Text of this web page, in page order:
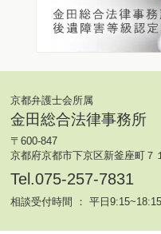
京都弁護士会所属
金田総合法律事務所
〒600-847
京都府京都市下京区新釜座町７
Tel.075-257-7831
相談受付時間 ： 平日9:15~18:15